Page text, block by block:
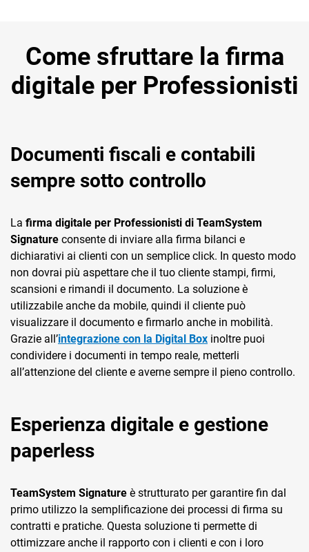
TeamSystem Store
Come sfruttare la firma
digitale per Professionisti
Documenti fiscali e contabili
sempre sotto controllo
La firma digitale per Professionisti di TeamSystem
Signature consente di inviare alla firma bilanci e
dichiarativi ai clienti con un semplice click. In questo modo
non dovrai più aspettare che il tuo cliente stampi, firmi,
scansioni e rimandi il documento. La soluzione è
utilizzabile anche da mobile, quindi il cliente può
visualizzare il documento e firmarlo anche in mobilità.
Grazie all’integrazione con la Digital Box inoltre puoi
condividere i documenti in tempo reale, metterli
all’attenzione del cliente e averne sempre il pieno controllo.
Esperienza digitale e gestione
paperless
TeamSystem Signature è strutturato per garantire fin dal
primo utilizzo la semplificazione dei processi di firma su
contratti e pratiche. Questa soluzione ti permette di
ottimizzare anche il rapporto con i clienti e con i loro